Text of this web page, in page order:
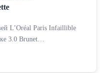
L’Oréal Paris Infaillible
3.0 Brunet…